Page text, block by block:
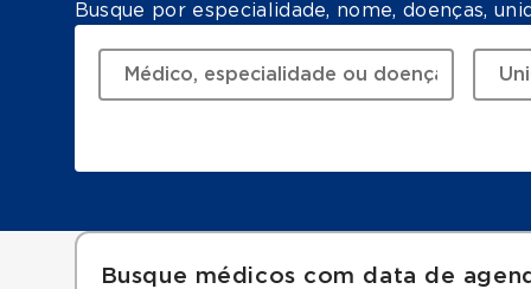
Busque por especialidade, nome, doenças,
Busque médicos com data de